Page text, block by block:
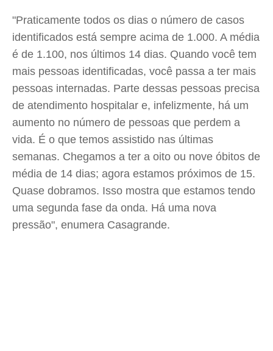
"Praticamente todos os dias o número de casos
identificados está sempre acima de 1.000. A média
é de 1.100, nos últimos 14 dias. Quando você tem
mais pessoas identificadas, você passa a ter mais
pessoas internadas. Parte dessas pessoas precisa
de atendimento hospitalar e, infelizmente, há um
aumento no número de pessoas que perdem a
vida. É o que temos assistido nas últimas
semanas. Chegamos a ter a oito ou nove óbitos de
média de 14 dias; agora estamos próximos de 15.
Quase dobramos. Isso mostra que estamos tendo
uma segunda fase da onda. Há uma nova
pressão", enumera Casagrande.